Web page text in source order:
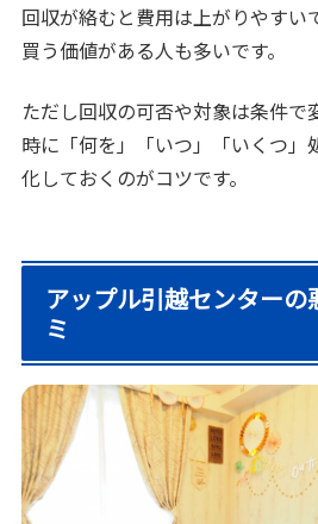
回収が絡むと費用は上がりやすい
買う価値がある人も多いです。
ただし回収の可否や対象は条件で
時に「何を」「いつ」「いくつ」
化しておくのがコツです。
アップル引越センターの
ミ